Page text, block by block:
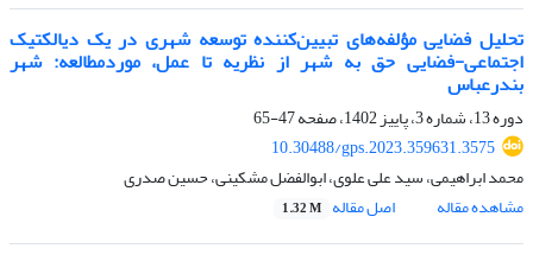
تحلیل فضایی مؤلفه‌های تبیین‌کننده توسعه شهری در یک دیالکتیک
اجتماعی-فضایی حق به شهر از نظریه تا عمل، موردمطالعه: شهر
بندرعباس
دوره 13، شماره 3، پاییز 1402، صفحه
47-65
10.30488/gps.2023.359631.3575
محمد ابراهیمی، سید علی علوی، ابوالفضل مشکینی، حسین صدری
مشاهده مقاله
اصل مقاله 1.32 M